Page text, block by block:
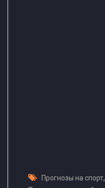
Прогнозы на спорт,